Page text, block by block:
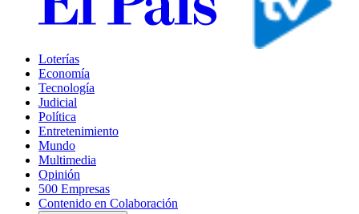
Loterías
Economía
Tecnología
Judicial
Política
Entretenimiento
Mundo
Multimedia
Opinión
500 Empresas
Contenido en Colaboración